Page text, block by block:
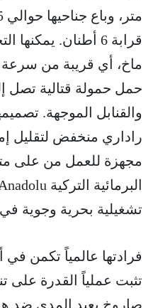
ماخ، أي قريبة من
والقنابل الموجهة.
راداري منخفض لتقليل
مجهزة للعمل من على
تشغيلية بحرية وجوية
فرادتها عالمياً تكمن في
تثبت عملياً القدرة على
صاروخ بعيد المدى ضد